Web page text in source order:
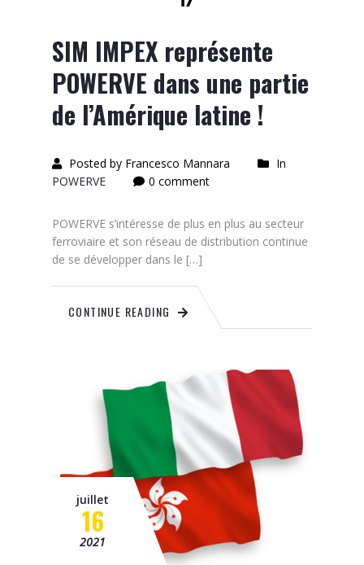
SIM IMPEX représente
POWERVE dans une partie
de l’Amérique latine !
Posted by Francesco Mannara
In
POWERVE
0 comment
POWERVE s’intéresse de plus en plus au secteur
ferroviaire et son réseau de distribution continue
de se développer dans le […]
CONTINUE READING
juillet
16
2021